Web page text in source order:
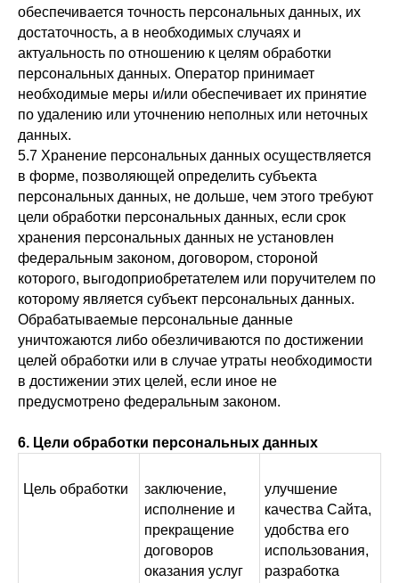
обеспечивается точность персональных данных, их
достаточность, а в необходимых случаях и
актуальность по отношению к целям обработки
персональных данных. Оператор принимает
необходимые меры и/или обеспечивает их принятие
по удалению или уточнению неполных или неточных
данных.
5.7 Хранение персональных данных осуществляется
в форме, позволяющей определить субъекта
персональных данных, не дольше, чем этого требуют
цели обработки персональных данных, если срок
хранения персональных данных не установлен
федеральным законом, договором, стороной
которого, выгодоприобретателем или поручителем по
которому является субъект персональных данных.
Обрабатываемые персональные данные
уничтожаются либо обезличиваются по достижении
целей обработки или в случае утраты необходимости
в достижении этих целей, если иное не
предусмотрено федеральным законом.
6. Цели обработки персональных данных
Цель обработки
заключение,
исполнение и
прекращение
договоров
оказания услуг
улучшение
качества Сайта,
удобства его
использования,
разработка